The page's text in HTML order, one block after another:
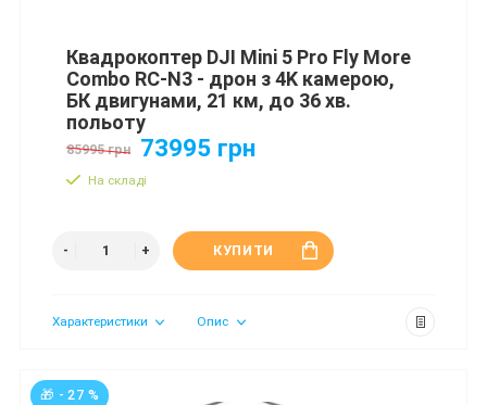
Квадрокоптер DJI Mini 5 Pro Fly More
Combo RC-N3 - дрон з 4K камерою,
БК двигунами, 21 км, до 36 хв.
польоту
85995 грн 73995 грн
На складі
КУПИТИ
Характеристики Опис
🎁 - 27 %